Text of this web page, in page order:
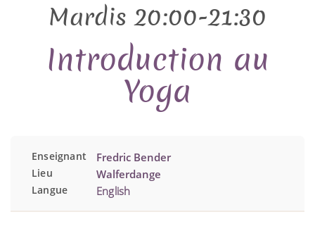
Mardis 20:00-21:30
Introduction au
Yoga
Enseignant Fredric Bender
Lieu Walferdange
Langue English